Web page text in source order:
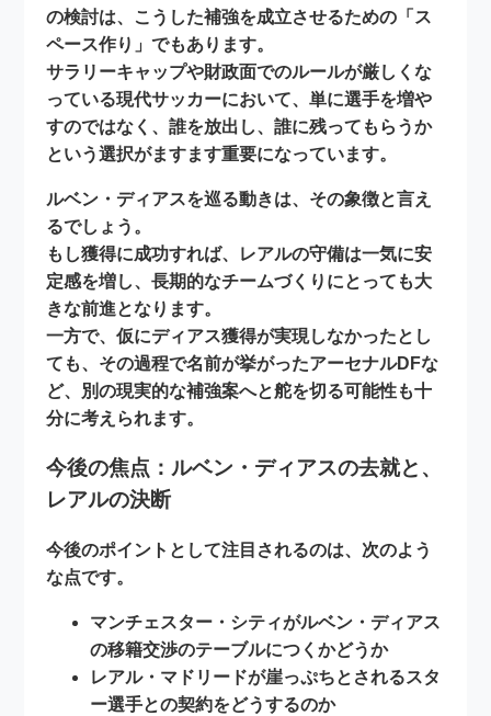
の検討は、こうした補強を成立させるための 「ス
ペース作り」でもあります。
サラリーキャップや財政面でのルールが厳しくな
っている現代サッカーにおいて、単に選手を増や
すのではなく、誰を放出し、誰に残ってもらうか
という選択がますます重要になっています。
ルベン・ディアスを巡る動きは、その象徴と言え
るでしょう。
もし獲得に成功すれば、レアルの守備は一気に安
定感を増し、長期的なチームづくりにとっても大
きな前進となります。
一方で、仮にディアス獲得が実現しなかったとし
ても、その過程で名前が挙がったアーセナルDFな
ど、 別の現実的な補強案へと舵を切る可能性も十
分に考えられます。
今後の焦点：ルベン・ディアスの去就と、
レアルの決断
今後のポイントとして注目されるのは、次のよう
な点です。
マンチェスター・シティがルベン・ディアス
の移籍交渉のテーブルにつくかどうか
レアル・マドリードが崖っぷちとされるスタ
ー選手との契約をどうするのか